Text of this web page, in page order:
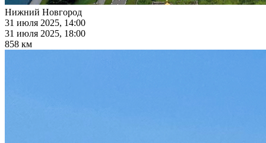
Нижний Новгород
31 июля 2025, 14:00
31 июля 2025, 18:00
858 км